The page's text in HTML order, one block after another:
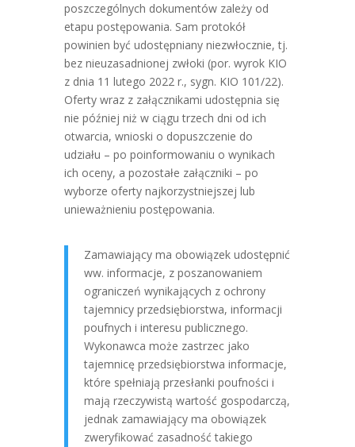
poszczególnych dokumentów zależy od
etapu postępowania. Sam protokół
powinien być udostępniany niezwłocznie, tj.
bez nieuzasadnionej zwłoki (por. wyrok KIO
z dnia 11 lutego 2022 r., sygn. KIO 101/22).
Oferty wraz z załącznikami udostępnia się
nie później niż w ciągu trzech dni od ich
otwarcia, wnioski o dopuszczenie do
udziału – po poinformowaniu o wynikach
ich oceny, a pozostałe załączniki – po
wyborze oferty najkorzystniejszej lub
unieważnieniu postępowania.
Zamawiający ma obowiązek udostępnić
ww. informacje, z poszanowaniem
ograniczeń wynikających z ochrony
tajemnicy przedsiębiorstwa, informacji
poufnych i interesu publicznego.
Wykonawca może zastrzec jako
tajemnicę przedsiębiorstwa informacje,
które spełniają przesłanki poufności i
mają rzeczywistą wartość gospodarczą,
jednak zamawiający ma obowiązek
zweryfikować zasadność takiego